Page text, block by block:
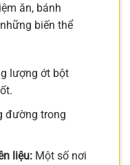
ăn, bánh
biến thể
lượng ớt bột
đường trong
liệu:Một số nơi